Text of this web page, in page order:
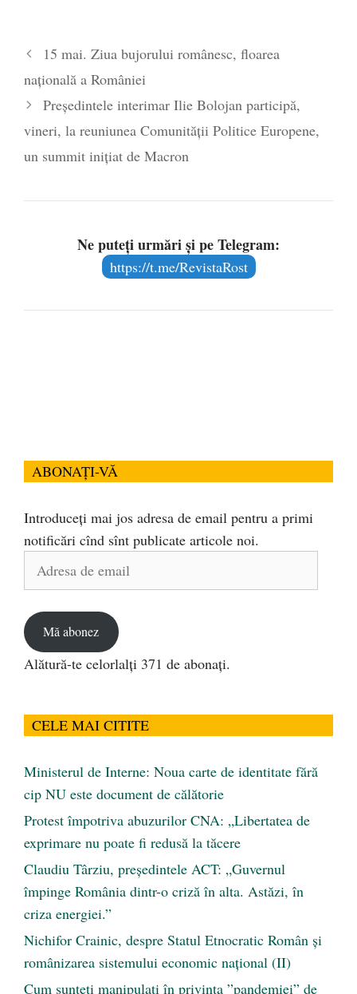
poetului Octavian Goga, înlăturat din Iași
- 16 aprilie 2026
15 mai. Ziua bujorului românesc, floarea
naţională a României
Președintele interimar Ilie Bolojan participă,
vineri, la reuniunea Comunității Politice Europene,
un summit inițiat de Macron
Ne puteți urmări și pe Telegram:
https://t.me/RevistaRost
ABONAȚI-VĂ
Introduceți mai jos adresa de email pentru a primi
notificări cînd sînt publicate articole noi.
Mă abonez
Alătură-te celorlalți 371 de abonați.
CELE MAI CITITE
Ministerul de Interne: Noua carte de identitate fără
cip NU este document de călătorie
Protest împotriva abuzurilor CNA: „Libertatea de
exprimare nu poate fi redusă la tăcere
Claudiu Târziu, președintele ACT: „Guvernul
împinge România dintr-o criză în alta. Astăzi, în
criza energiei.”
Nichifor Crainic, despre Statul Etnocratic Român şi
românizarea sistemului economic naţional (II)
Cum sunteți manipulați în privința ”pandemiei” de